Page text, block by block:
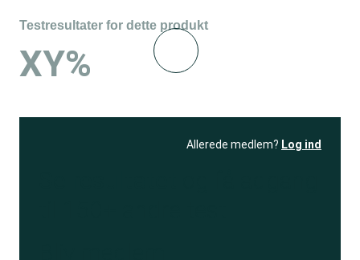
Testresultater for dette produkt
XY%
Allerede medlem? Log ind